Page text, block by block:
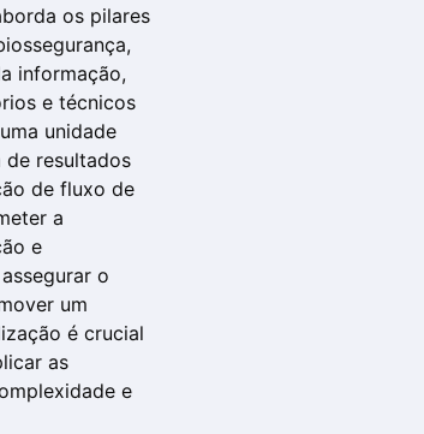
os pilares
informação,
e técnicos
unidade
de resultados
de fluxo de
a
e
o
um
é crucial
as
e